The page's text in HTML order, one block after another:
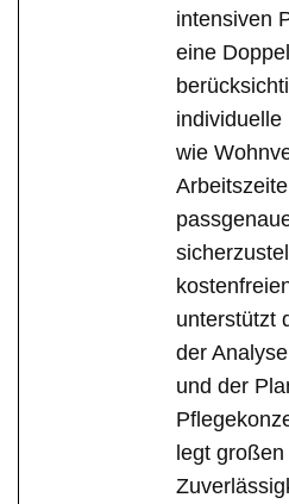
intensiven
eine
individuelle
wie
unterstützt
der
und der
legt